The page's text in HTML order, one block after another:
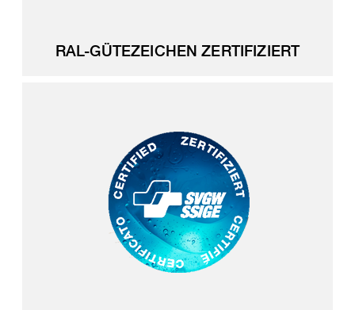
RAL-GÜTEZEICHEN ZERTIFIZIERT